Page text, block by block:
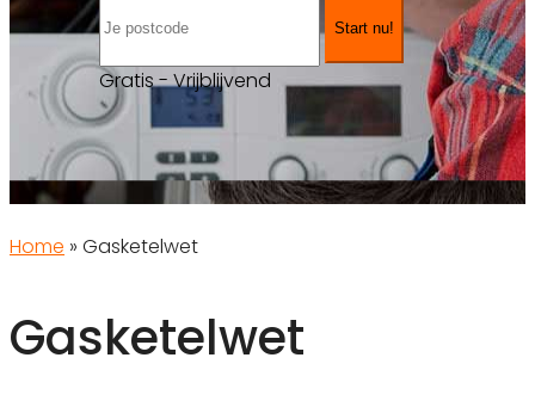
Start nu!
Gratis - Vrijblijvend
Home » Gasketelwet
Gasketelwet